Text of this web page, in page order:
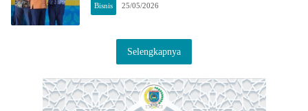
Bisnis 25/05/2026
Selengkapnya